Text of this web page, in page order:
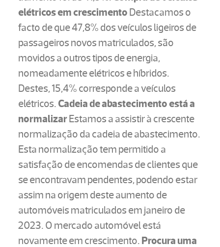
elétricos em crescimento Destacamos o
facto de que 47,8% dos veículos ligeiros de
passageiros novos matriculados, são
movidos a outros tipos de energia,
nomeadamente elétricos e híbridos.
Destes, 15,4% corresponde a veículos
elétricos. Cadeia de abastecimento está a
normalizarEstamos a assistir à crescente
normalização da cadeia de abastecimento.
Esta normalização tem permitido a
satisfação de encomendas de clientes que
se encontravam pendentes, podendo estar
assim na origem deste aumento de
automóveis matriculados em janeiro de
2023. O mercado automóvel está
novamente em crescimento. Procura uma